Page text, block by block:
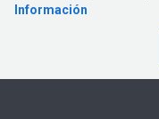
Información